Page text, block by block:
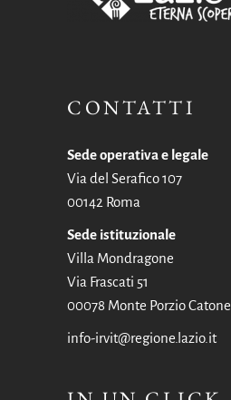
CONTATTI
Sede operativa e legale
Via del Serafico 107
00142 Roma
Sede istituzionale
Villa Mondragone
Via Frascati 51
00078 Monte Porzio Catone
info-irvit@regione.lazio.it